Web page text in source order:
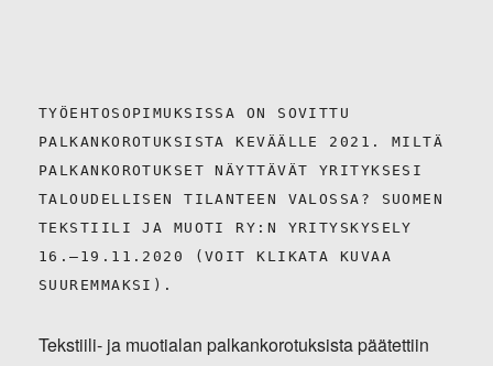
TYÖEHTOSOPIMUKSISSA ON SOVITTU
PALKANKOROTUKSISTA KEVÄÄLLE 2021. MILTÄ
PALKANKOROTUKSET NÄYTTÄVÄT YRITYKSESI
TALOUDELLISEN TILANTEEN VALOSSA? SUOMEN
TEKSTIILI JA MUOTI RY:N YRITYSKYSELY
16.–19.11.2020 (VOIT KLIKATA KUVAA
SUUREMMAKSI).
Tekstiili- ja muotialan palkankorotuksista päätettiin